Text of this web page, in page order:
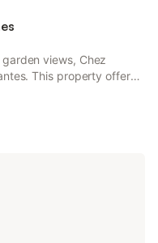
views, Chez
This property offers
and free WiFi.